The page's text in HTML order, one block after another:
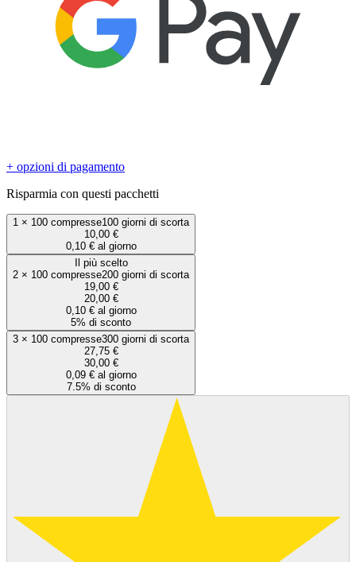
+ opzioni di pagamento
Risparmia con questi pacchetti
1 × 100 compresse100 giorni di scorta
10,00 €
0,10 € al giorno
Il più scelto
2 × 100 compresse200 giorni di scorta
19,00 €
20,00 €
0,10 € al giorno
5% di sconto
3 × 100 compresse300 giorni di scorta
27,75 €
30,00 €
0,09 € al giorno
7.5% di sconto